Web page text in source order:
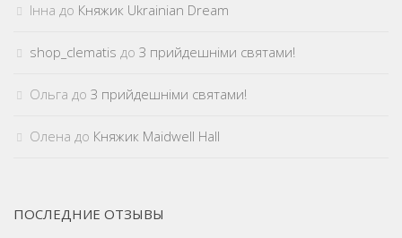
Інна до Княжик Ukrainian Dream
shop_clematis до З прийдешніми святами!
Ольга до З прийдешніми святами!
Олена до Княжик Maidwell Hall
ПОСЛЕДНИЕ ОТЗЫВЫ